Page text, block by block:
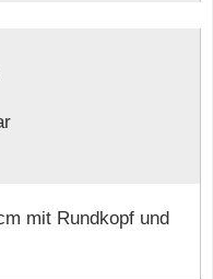
mit Rundkopf und